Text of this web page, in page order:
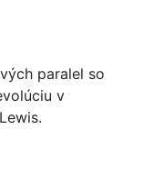
paralel so
v